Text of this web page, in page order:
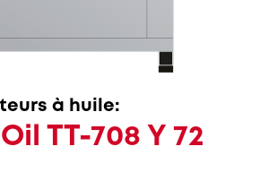
à huile:
TT-708 Y 72